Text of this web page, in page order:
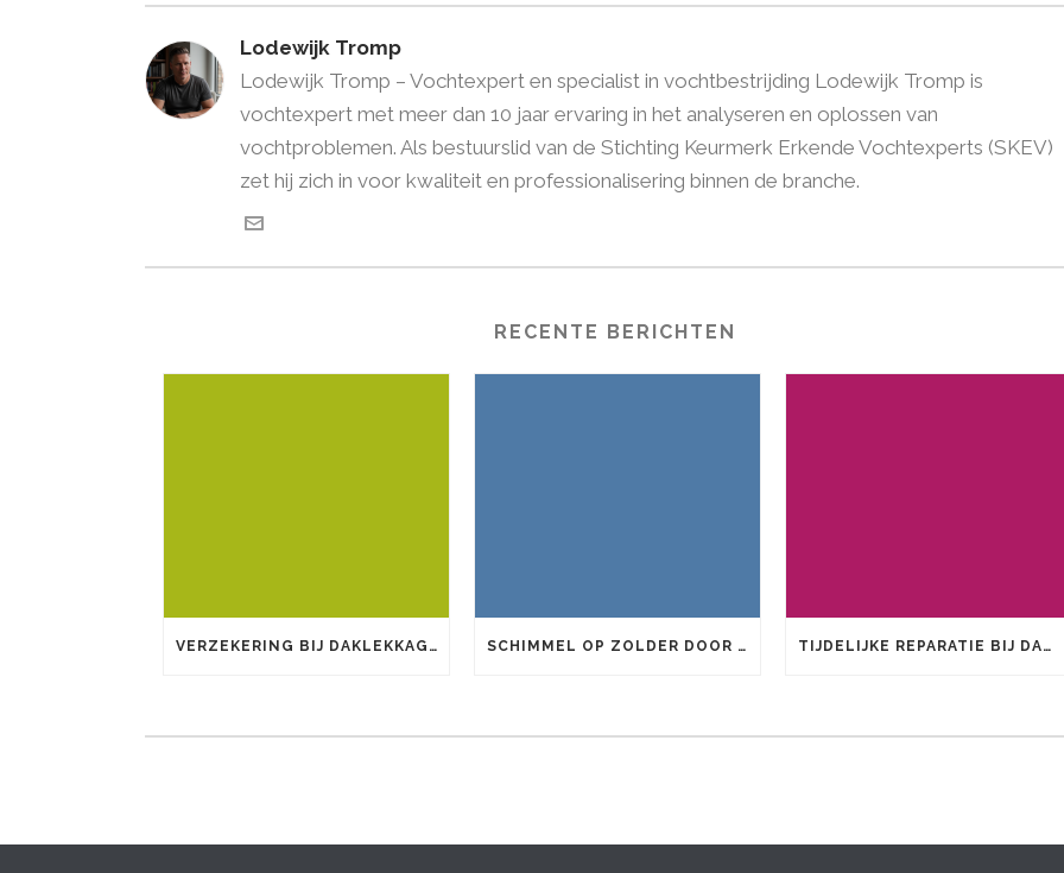
Lodewijk Tromp
Lodewijk Tromp – Vochtexpert en specialist in vochtbestrijding Lodewijk Tromp is
vochtexpert met meer dan 10 jaar ervaring in het analyseren en oplossen van
vochtproblemen. Als bestuurslid van de Stichting Keurmerk Erkende Vochtexperts (SKEV)
zet hij zich in voor kwaliteit en professionalisering binnen de branche.
RECENTE BERICHTEN
VERZEKERING BIJ DAKLEKKAGE: WANNEER KRIJGT U SCHADE VERGOED? SCHIMMEL OP ZOLDER DOOR DAKLEKKAGE: RISICO’S EN AANPAK TIJDELIJKE REPARATIE BIJ DAKLEKKAGE: DIT KUNT U ZELF DOEN